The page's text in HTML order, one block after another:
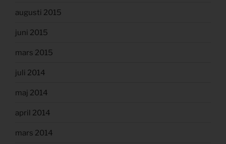
augusti 2015
juni 2015
mars 2015
juli 2014
maj 2014
april 2014
mars 2014